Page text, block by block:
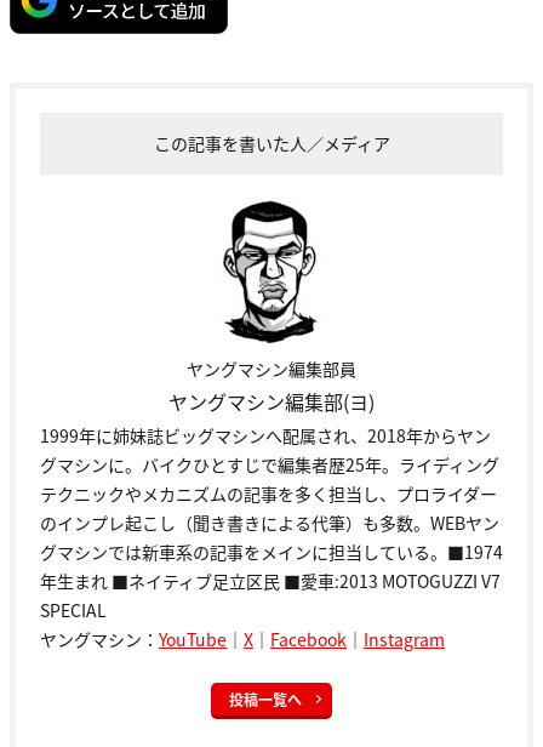
この記事を書いた人／メディア
ヤングマシン編集部員
ヤングマシン編集部(ヨ)
1999年に姉妹誌ビッグマシンへ配属され、2018年からヤン
グマシンに。バイクひとすじで編集者歴25年。ライディング
テクニックやメカニズムの記事を多く担当し、プロライダー
のインプレ起こし（聞き書きによる代筆）も多数。WEBヤン
グマシンでは新車系の記事をメインに担当している。■1974
年生まれ ■ネイティブ足立区民 ■愛車:2013 MOTOGUZZI V7
SPECIAL
ヤングマシン： YouTube ｜ X ｜ Facebook ｜ Instagram
投稿一覧へ